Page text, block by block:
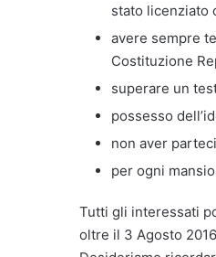
stato licenziato
avere sempre
Costituzione
superare un
possesso
non aver
per ogni
Tutti gli interessati
oltre il 3 Agosto